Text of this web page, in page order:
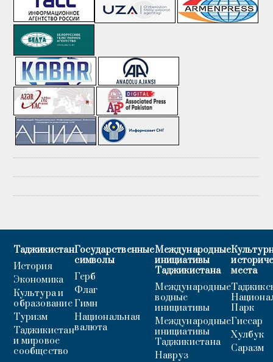
Таджикистан
История
Экономика
Культура и
образование
Туризм
Таджикистан
и мировое
сообщество
Государственные
символы
Герб
Флаг
Гимн
Национальная
валюта
Международные
инициативы
Таджикистана
Международные
водные
инициативы
Международные
инициативы
Таджикистана
Навруз
места
Парк
Гиссар
Хулбук
Саразм